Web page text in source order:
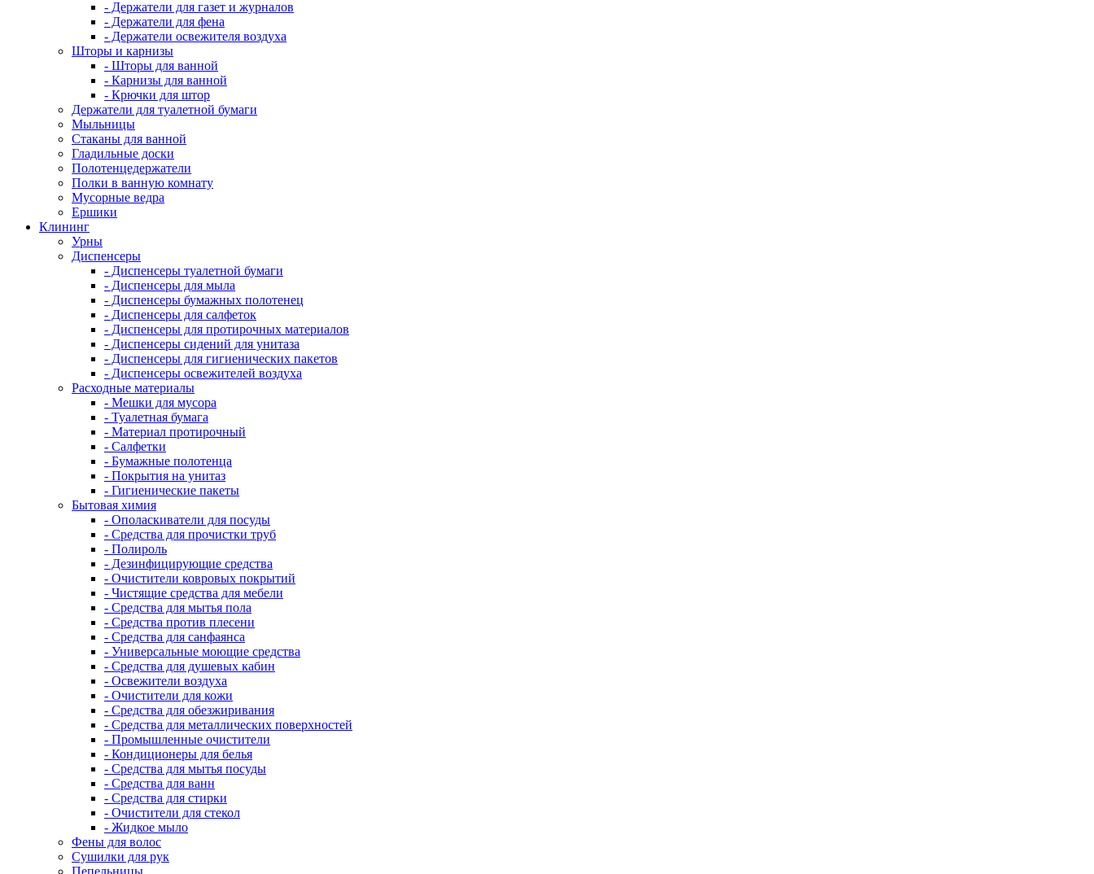
- Держатели для газет и журналов
- Держатели для фена
- Держатели освежителя воздуха
Шторы и карнизы
- Шторы для ванной
- Карнизы для ванной
- Крючки для штор
Держатели для туалетной бумаги
Мыльницы
Стаканы для ванной
Гладильные доски
Полотенцедержатели
Полки в ванную комнату
Мусорные ведра
Ершики
Клининг
Урны
Диспенсеры
- Диспенсеры туалетной бумаги
- Диспенсеры для мыла
- Диспенсеры бумажных полотенец
- Диспенсеры для салфеток
- Диспенсеры для протирочных материалов
- Диспенсеры сидений для унитаза
- Диспенсеры для гигиенических пакетов
- Диспенсеры освежителей воздуха
Расходные материалы
- Мешки для мусора
- Туалетная бумага
- Материал протирочный
- Салфетки
- Бумажные полотенца
- Покрытия на унитаз
- Гигиенические пакеты
Бытовая химия
- Ополаскиватели для посуды
- Средства для прочистки труб
- Полироль
- Дезинфицирующие средства
- Очистители ковровых покрытий
- Чистящие средства для мебели
- Средства для мытья пола
- Средства против плесени
- Средства для санфаянса
- Универсальные моющие средства
- Средства для душевых кабин
- Освежители воздуха
- Очистители для кожи
- Средства для обезжиривания
- Средства для металлических поверхностей
- Промышленные очистители
- Кондиционеры для белья
- Средства для мытья посуды
- Средства для ванн
- Средства для стирки
- Очистители для стекол
- Жидкое мыло
Фены для волос
Сушилки для рук
Пепельницы